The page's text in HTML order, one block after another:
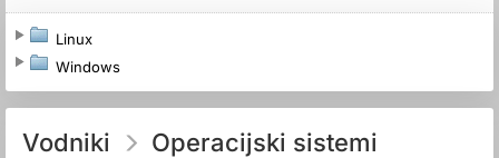
Linux
Windows
Vodniki Operacijski sistemi